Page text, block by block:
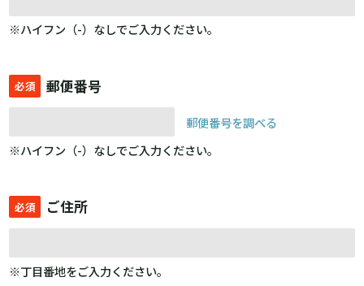
※ハイフン（-）なしでご入力ください。
必須 郵便番号
郵便番号を調べる
※ハイフン（-）なしでご入力ください。
必須 ご住所
※丁目番地をご入力ください。